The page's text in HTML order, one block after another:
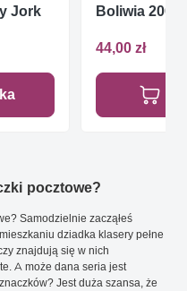
Jork
Boliwia 2001
44,00 zł
pocztowe?
Samodzielnie zacząłeś
dziadka klasery pełne
znajdują się w nich
A może dana seria jest
Jest duża szansa, że